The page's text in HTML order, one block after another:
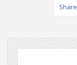
Share